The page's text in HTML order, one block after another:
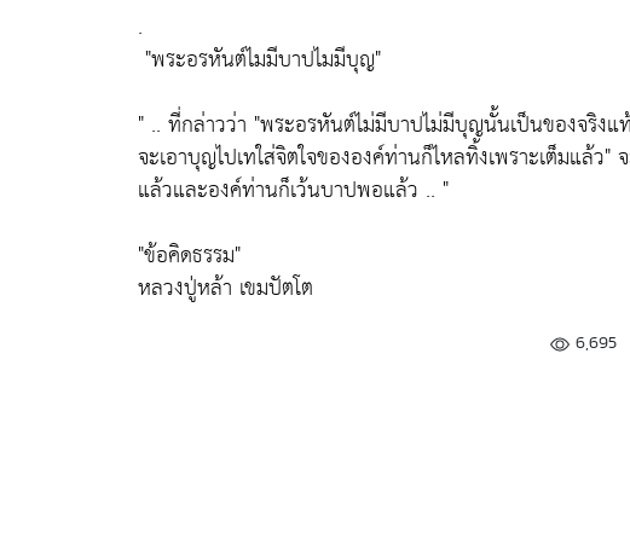
.
"พระอรหันต์ไมมีบาปไมมีบุญ"
" .. ที่กล่าวว่า "พระอรหันต์ไม่มีบาปไม่มีบุญนั้นเป็นของจริงแ
จะเอาบุญไปเทใส่จิตใจขององค์ท่านก็ไหลทิ้งเพราะเต็มแล้ว"
แล้วและองค์ท่านก็เว้นบาปพอแล้ว .. "
"ข้อคิดธรรม"
หลวงปู่หล้า เขมปัตโต
6,695